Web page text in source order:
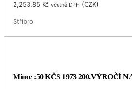
2,253.85 Kč včetně DPH (CZK)
Stříbro
Mince :50 KČS 1973 200.VÝROČÍ